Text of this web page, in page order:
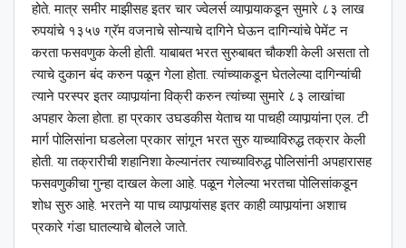
होते. मात्र समीर माझीसह इतर चार ज्वेलर्स व्यापार्‍याकडून सुमारे ८३ लाख
रुपयांचे १३५७ ग्रॅम वजनाचे सोन्याचे दागिने घेऊन दागिन्यांचे पेमेंट न
करता फसवणुक केली होती. याबाबत भरत सुरुबाबत चौकशी केली असता तो
त्याचे दुकान बंद करुन पळून गेला होता. त्यांच्याकडून घेतलेल्या दागिन्यांची
त्याने परस्पर इतर व्यापार्‍यांना विक्री करुन त्यांच्या सुमारे ८३ लाखांचा
अपहार केला होता. हा प्रकार उघडकीस येताच या पाचही व्यापार्‍यांना एल. टी
मार्ग पोलिसांना घडलेला प्रकार सांगून भरत सुरु याच्याविरुद्ध तक्रार केली
होती. या तक्रारीची शहानिशा केल्यानंतर त्याच्याविरुद्ध पोलिसांनी अपहारासह
फसवणुकीचा गुन्हा दाखल केला आहे. पळून गेलेल्या भरतचा पोलिसांकडून
शोध सुरु आहे. भरतने या पाच व्यापार्‍यांसह इतर काही व्यापार्‍यांना अशाच
प्रकारे गंडा घातल्याचे बोलले जाते.